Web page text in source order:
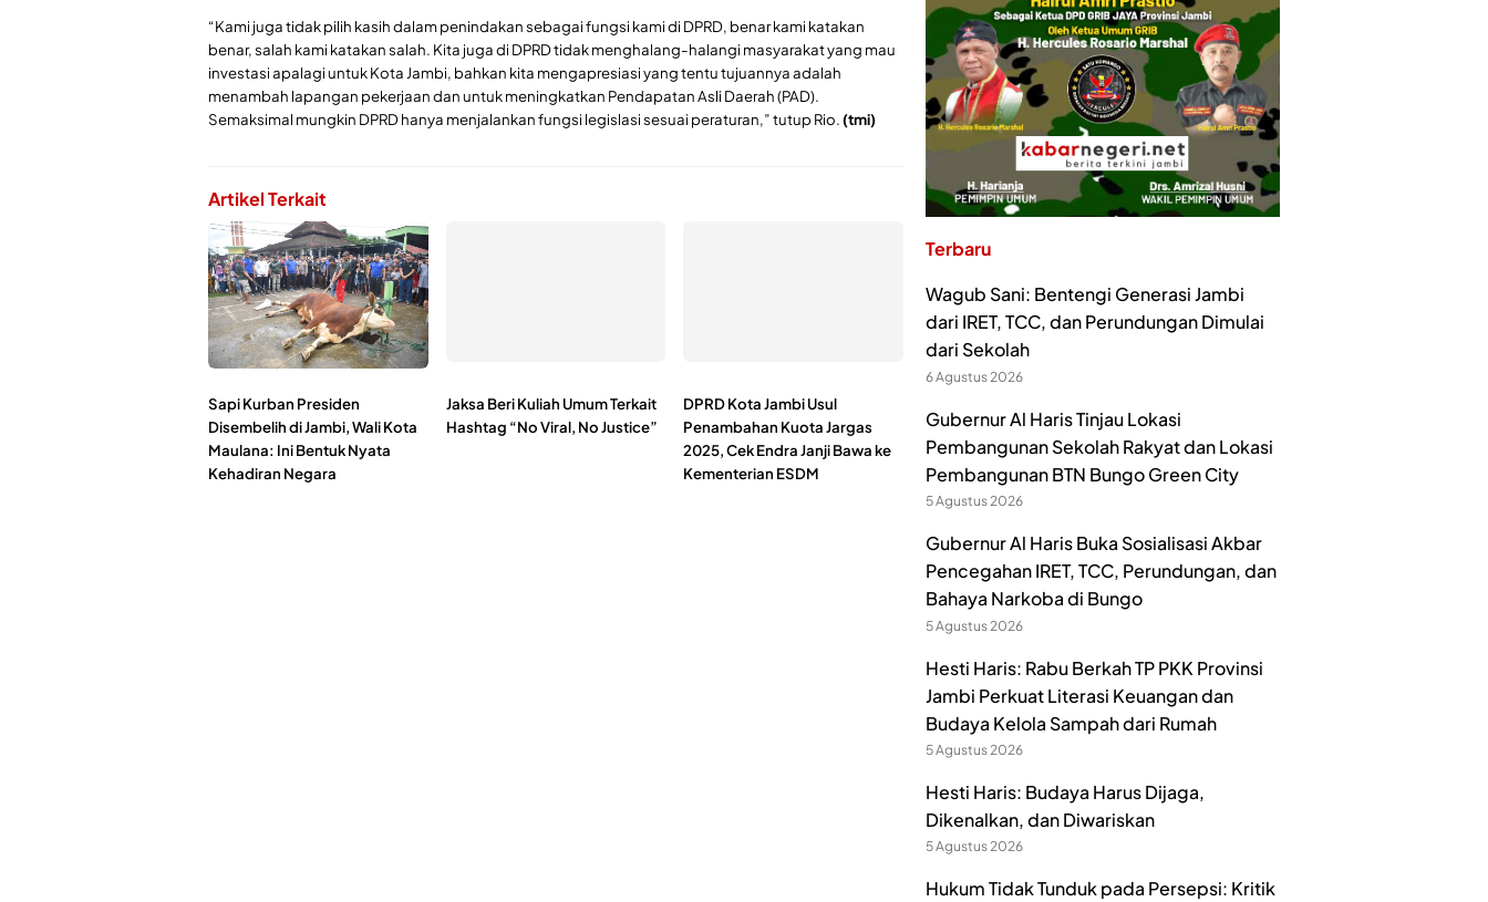
“Kami juga tidak pilih kasih dalam penindakan sebagai fungsi kami di DPRD, benar kami katakan
benar, salah kami katakan salah. Kita juga di DPRD tidak menghalang-halangi masyarakat yang mau
investasi apalagi untuk Kota Jambi, bahkan kita mengapresiasi yang tentu tujuannya adalah
menambah lapangan pekerjaan dan untuk meningkatkan Pendapatan Asli Daerah (PAD).
Semaksimal mungkin DPRD hanya menjalankan fungsi legislasi sesuai peraturan,” tutup Rio.(tmi)
Artikel Terkait
Sapi Kurban Presiden
Disembelih di Jambi, Wali Kota
Maulana: Ini Bentuk Nyata
Kehadiran Negara
Jaksa Beri Kuliah Umum Terkait
Hashtag “No Viral, No Justice”
DPRD Kota Jambi Usul
Penambahan Kuota Jargas
2025, Cek Endra Janji Bawa ke
Kementerian ESDM
Terbaru
Wagub Sani: Bentengi Generasi Jambi
dari IRET, TCC, dan Perundungan Dimulai
dari Sekolah
6 Agustus 2026
Gubernur Al Haris Tinjau Lokasi
Pembangunan Sekolah Rakyat dan Lokasi
Pembangunan BTN Bungo Green City
5 Agustus 2026
Gubernur Al Haris Buka Sosialisasi Akbar
Pencegahan IRET, TCC, Perundungan, dan
Bahaya Narkoba di Bungo
5 Agustus 2026
Hesti Haris: Rabu Berkah TP PKK Provinsi
Jambi Perkuat Literasi Keuangan dan
Budaya Kelola Sampah dari Rumah
5 Agustus 2026
Hesti Haris: Budaya Harus Dijaga,
Dikenalkan, dan Diwariskan
5 Agustus 2026
Hukum Tidak Tunduk pada Persepsi: Kritik